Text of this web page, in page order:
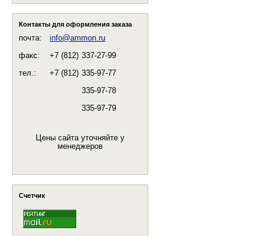
Контакты для оформления заказа
почта:
info@ammon.ru
факс:
+7 (812) 337-27-99
тел.:
+7 (812) 335-97-77
335-97-78
335-97-79
Цены сайта уточняйте у
менеджеров
Счетчик